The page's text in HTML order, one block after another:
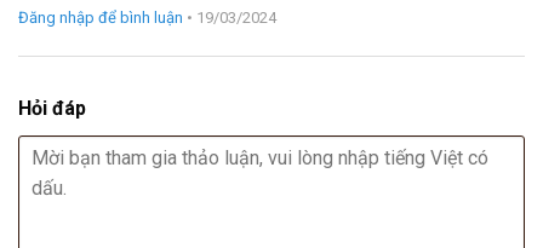
Đăng nhập để bình luận • 19/03/2024
Hỏi đáp